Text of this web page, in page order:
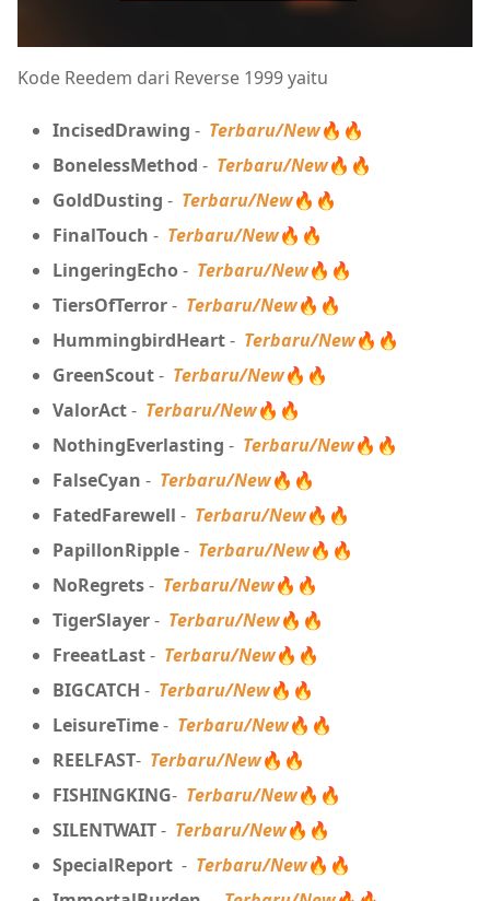
Kode Reedem dari Reverse 1999 yaitu
IncisedDrawing - Terbaru/New🔥🔥
BonelessMethod - Terbaru/New🔥🔥
GoldDusting - Terbaru/New🔥🔥
FinalTouch - Terbaru/New🔥🔥
LingeringEcho- Terbaru/New🔥🔥
TiersOfTerror- Terbaru/New🔥🔥
HummingbirdHeart- Terbaru/New🔥🔥
GreenScout- Terbaru/New🔥🔥
ValorAct- Terbaru/New🔥🔥
NothingEverlasting - Terbaru/New🔥🔥
FalseCyan - Terbaru/New🔥🔥
FatedFarewell - Terbaru/New🔥🔥
PapillonRipple- Terbaru/New🔥🔥
NoRegrets- Terbaru/New🔥🔥
TigerSlayer- Terbaru/New🔥🔥
FreeatLast- Terbaru/New🔥🔥
BIGCATCH - Terbaru/New🔥🔥
LeisureTime- Terbaru/New🔥🔥
REELFAST- Terbaru/New🔥🔥
FISHINGKING- Terbaru/New🔥🔥
SILENTWAIT- Terbaru/New🔥🔥
SpecialReport - Terbaru/New🔥🔥